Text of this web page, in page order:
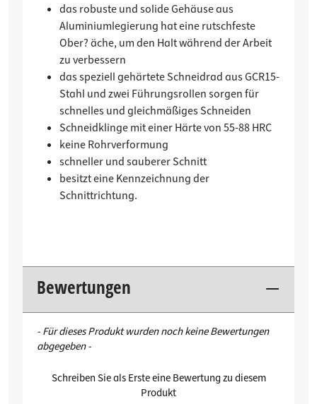
das robuste und solide Gehäuse aus
Aluminiumlegierung hat eine rutschfeste
Ober? äche, um den Halt während der Arbeit
zu verbessern
das speziell gehärtete Schneidrad aus GCR15-
Stahl und zwei Führungsrollen sorgen für
schnelles und gleichmäßiges Schneiden
Schneidklinge mit einer Härte von 55-88 HRC
keine Rohrverformung
schneller und sauberer Schnitt
besitzt eine Kennzeichnung der
Schnittrichtung.
Bewertungen
- Für dieses Produkt wurden noch keine Bewertungen
abgegeben -
Schreiben Sie als Erste eine Bewertung zu diesem
Produkt
New content loaded